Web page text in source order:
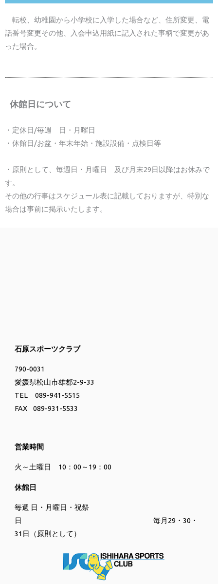
転校、幼稚園から小学校に入学した場合など、住所変更、電
話番号変更その他、入会申込用紙に記入された事柄で変更があ
った場合。
休館日について
・定休日/毎週 日・月曜日
・休館日/お盆・年末年始・施設設備・点検日等
・原則として、毎週日・月曜日 及び月末29日以降はお休みで
す。
その他の行事はスケジュール表に記載しておりますが、特別な
場合は事前に掲示いたします。
石原スポーツクラブ
790-0031
愛媛県松山市雄郡2-9-33
TEL 089-941-5515
FAX 089-931-5533
営業時間
火～土曜日 10：00～19：00
休館日
毎週 日・月曜日・ 祝祭
日 毎月29・30・
31日（原則として）